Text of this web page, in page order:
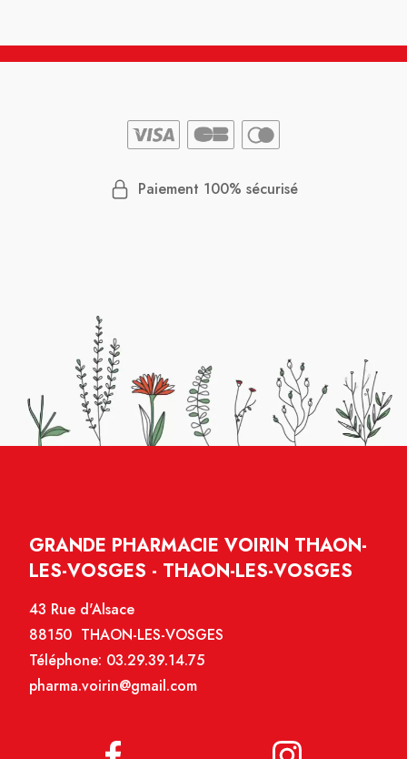
Paiement 100% sécurisé
GRANDE PHARMACIE VOIRIN THAON-
LES-VOSGES - THAON-LES-VOSGES
43 Rue d'Alsace
88150 THAON-LES-VOSGES
Téléphone: 03.29.39.14.75
pharma.voirin@gmail.com